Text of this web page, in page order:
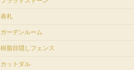
表札
ガーデンルーム
樹脂目隠しフェンス
カットダル